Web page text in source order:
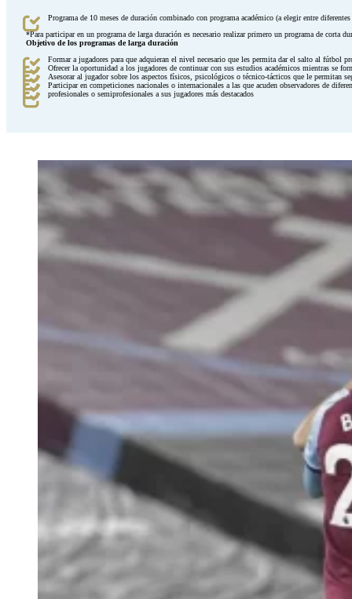
Programa de 10 meses de duración combinado con programa académico (a elegir entre
*Para participar en un programa de larga duración es necesario realizar primero un programa de corta
Objetivo de los programas de larga duración
Formar a jugadores para que adquieran el nivel necesario que les permita dar el salto al fútbol
Ofrecer la oportunidad a los jugadores de continuar con sus estudios académicos mientras se
Asesorar al jugador sobre los aspectos físicos, psicológicos o técnico-tácticos que le permitan
Participar en competiciones nacionales o internacionales a las que acuden observadores de
profesionales o semiprofesionales a sus jugadores más destacados